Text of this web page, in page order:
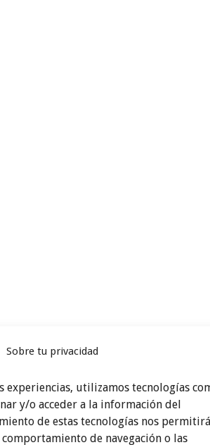
Sobre tu privacidad
experiencias, utilizamos tecnologías
y/o acceder a la información del
de estas tecnologías nos permitirá
de navegación o las